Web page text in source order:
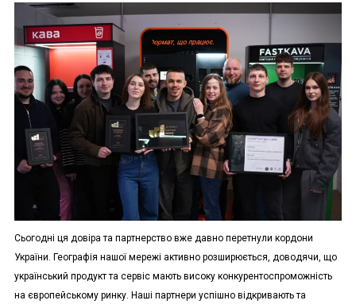
Сьогодні ця довіра та партнерство вже давно перетнули кордони
України. Географія нашої мережі активно розширюється, доводячи, що
український продукт та сервіс мають високу конкурентоспроможність
на європейському ринку. Наші партнери успішно відкривають та